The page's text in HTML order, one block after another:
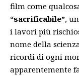
film come
“sacrificabile”, un
i lavori più
nome della
ricordi di ogni
apparentemente